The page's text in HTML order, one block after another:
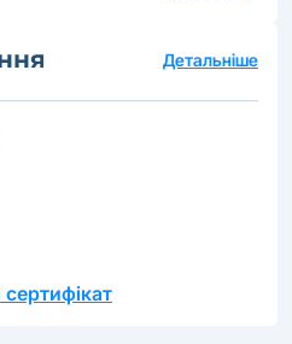
Детальніше